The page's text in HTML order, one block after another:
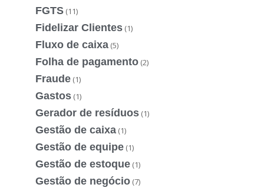
FGTS (11)
Fidelizar Clientes (1)
Fluxo de caixa (5)
Folha de pagamento (2)
Fraude (1)
Gastos (1)
Gerador de resíduos (1)
Gestão de caixa (1)
Gestão de equipe (1)
Gestão de estoque (1)
Gestão de negócio (7)